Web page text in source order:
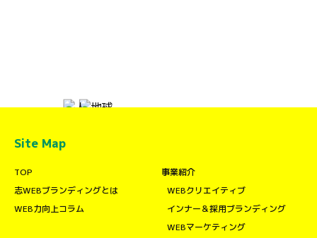
Site Map
TOP
志WEBブランディングとは
WEB力向上コラム
事業紹介
WEBクリエイティブ
インナー＆採用ブランディング
WEBマーケティング